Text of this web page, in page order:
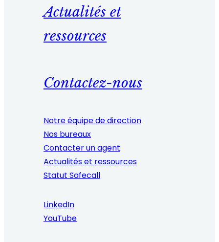
Actualités et
ressources
Contactez-nous
Notre équipe de direction
Nos bureaux
Contacter un agent
Actualités et ressources
Statut Safecall
LinkedIn
YouTube